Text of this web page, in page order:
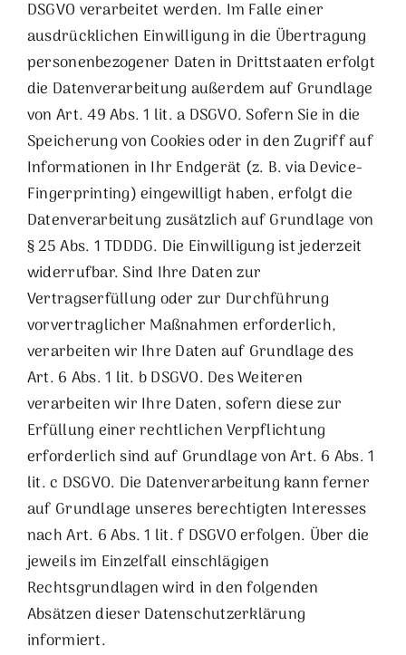
DSGVO verarbeitet werden. Im Falle einer
ausdrücklichen Einwilligung in die Übertragung
personenbezogener Daten in Drittstaaten erfolgt
die Datenverarbeitung außerdem auf Grundlage
von Art. 49 Abs. 1 lit. a DSGVO. Sofern Sie in die
Speicherung von Cookies oder in den Zugriff auf
Informationen in Ihr Endgerät (z. B. via Device-
Fingerprinting) eingewilligt haben, erfolgt die
Datenverarbeitung zusätzlich auf Grundlage von
§ 25 Abs. 1 TDDDG. Die Einwilligung ist jederzeit
widerrufbar. Sind Ihre Daten zur
Vertragserfüllung oder zur Durchführung
vorvertraglicher Maßnahmen erforderlich,
verarbeiten wir Ihre Daten auf Grundlage des
Art. 6 Abs. 1 lit. b DSGVO. Des Weiteren
verarbeiten wir Ihre Daten, sofern diese zur
Erfüllung einer rechtlichen Verpflichtung
erforderlich sind auf Grundlage von Art. 6 Abs. 1
lit. c DSGVO. Die Datenverarbeitung kann ferner
auf Grundlage unseres berechtigten Interesses
nach Art. 6 Abs. 1 lit. f DSGVO erfolgen. Über die
jeweils im Einzelfall einschlägigen
Rechtsgrundlagen wird in den folgenden
Absätzen dieser Datenschutzerklärung
informiert.